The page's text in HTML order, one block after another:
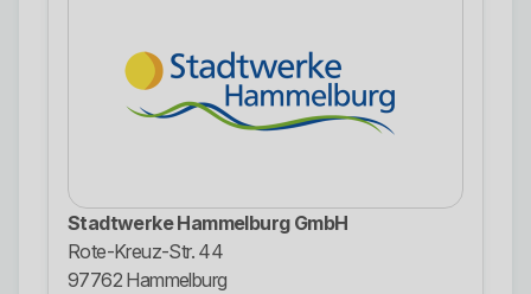
Stadtwerke Hammelburg GmbH
Rote-Kreuz-Str. 44
97762 Hammelburg